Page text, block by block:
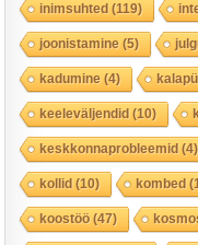
inimsuhted(119)
joonistamine (5)
kadumine (4)
keeleväljendid(10)
keskkonnaprobleemid(4)
kollid(10) kombed
koostöö(47)